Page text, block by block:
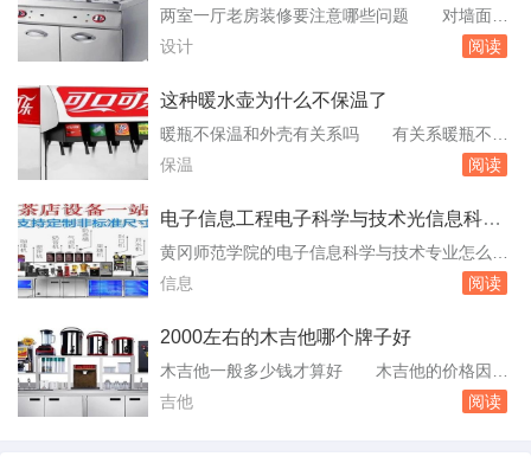
誉为最好的水系统中央空调品牌，成为行业主要
的领导者。以上品牌的中央空调都有各自的优
问题
两室一厅老房装修要注意哪些问题 对墙面改
造老房子怎么装修墙面是一个比较重视的问题，
影响也比较大。对旧房地面、墙、顶面的改造重
行勘察，如果有明显裂纹、不平整、脱落、起砂
等现象，那就要进行修补处理了。铲除墙面油。
设计 阅读
这种暖水壶为什么不保温了
暖瓶不保温和外壳有关系吗 有关系暖瓶不保
温和外壳有关系。老式玻璃暖水瓶，不保温与外
关系很大，因为当外壳有破损时不能保持两层不
失热量，不保温了。暖水瓶装冷水后再装热水是
不是就不保温了 不会暖水瓶装冷水后再装热
保温 阅读
电子信息工程电子科学与技术光信息科学
与技术电子信息科学与技术
黄冈师范学院的电子信息科学与技术专业怎么
样 黄冈师范学院的电子信息科学与技术专业
科学基础知识的专业。以下是该专业的几个特
基础，辐射长江中游经济带，面向长三角和珠三
角，致力于培养从事光电科技、信息科技、计算
信息 阅读
2000左右的木吉他哪个牌子好
木吉他一般多少钱才算好 木吉他的价格因品
牌、材质、工艺等因素而异。以下是根据不同质
吉他 阅读